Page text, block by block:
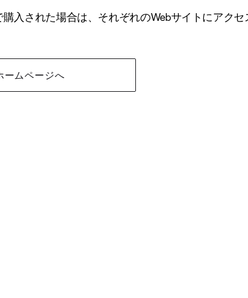
入された場合は、それぞれのWebサイトにアク
ームページへ